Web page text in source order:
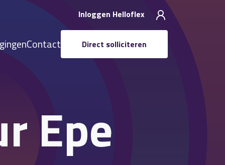
Inloggen Helloflex
Contact Direct solliciteren
Epe